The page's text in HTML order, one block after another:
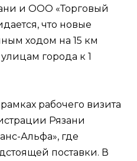
и ООО «Торговый
что новые
ходом на 15 км
города к 1
рабочего визита
Рязани
Альфа», где
поставки. В